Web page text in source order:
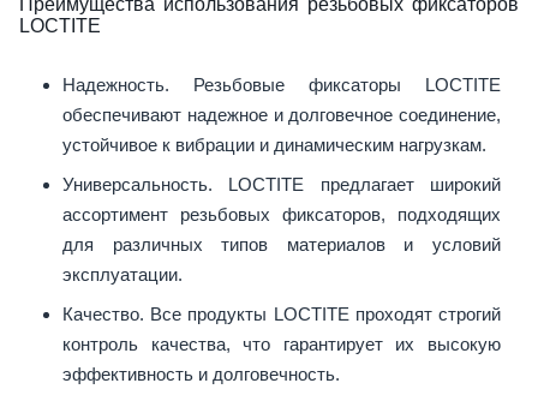
Преимущества использования резьбовых фиксаторов
LOCTITE
Надежность. Резьбовые фиксаторы LOCTITE
обеспечивают надежное и долговечное соединение,
устойчивое к вибрации и динамическим нагрузкам.
Универсальность. LOCTITE предлагает широкий
ассортимент резьбовых фиксаторов, подходящих
для различных типов материалов и условий
эксплуатации.
Качество. Все продукты LOCTITE проходят строгий
контроль качества, что гарантирует их высокую
эффективность и долговечность.